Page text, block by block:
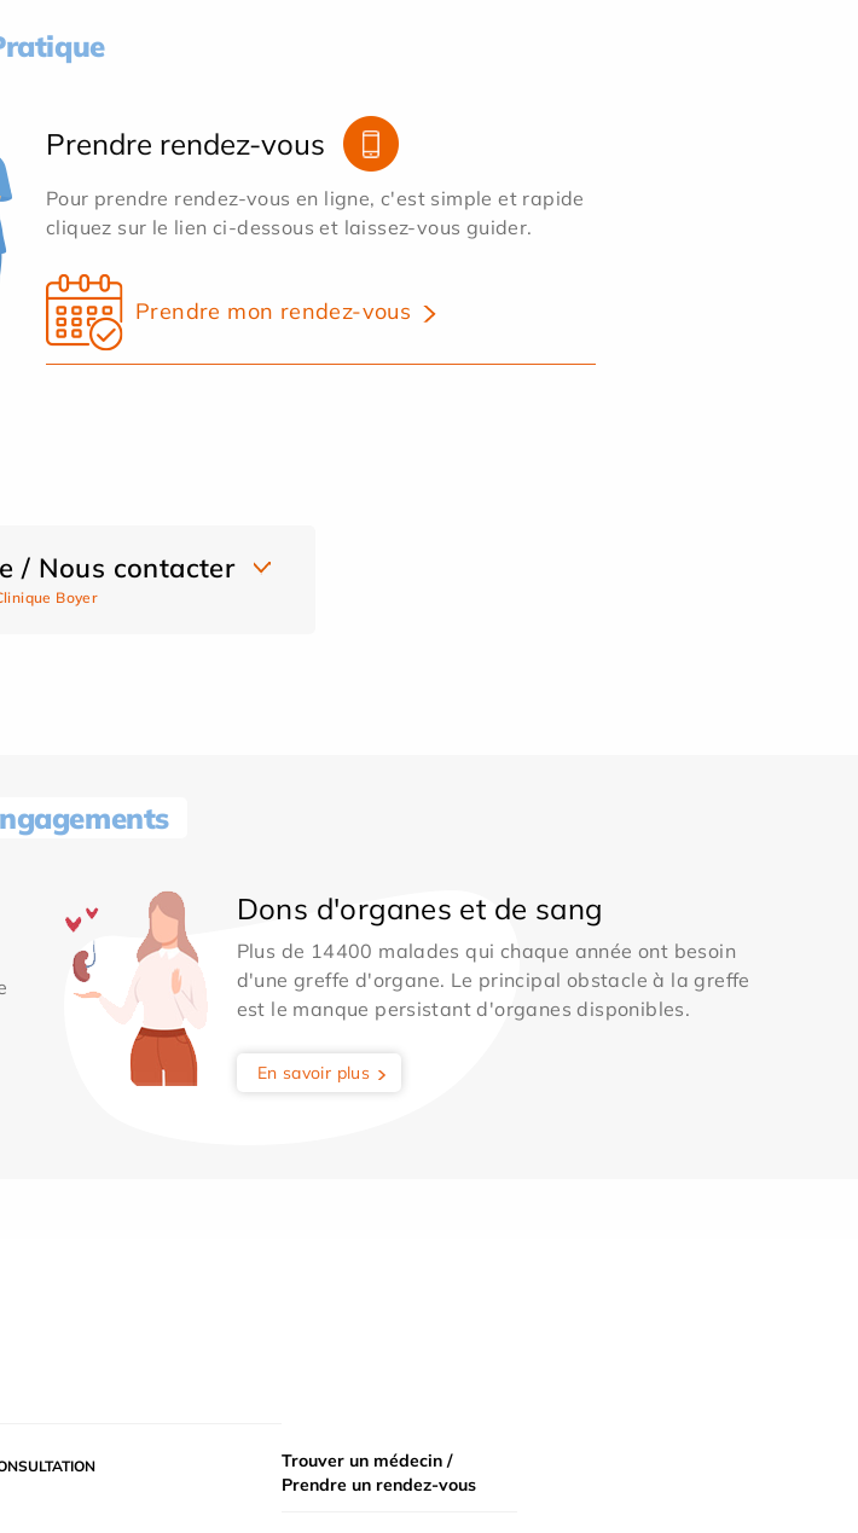
Prendre rendez-vous
Pour prendre rendez-vous en ligne, c'est simple et rapide
cliquez sur le lien ci-dessous et laissez-vous guider.
Prendre mon rendez-vous
/ Nous contacter
Boyer
Dons d'organes et de sang
Plus de 14400 malades qui chaque année ont besoin
d'une greffe d'organe. Le principal obstacle à la greffe
est le manque persistant d'organes disponibles.
En savoir plus
Trouver un médecin /
Prendre un rendez-vous